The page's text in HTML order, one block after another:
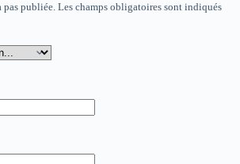
pas publiée. Les champs obligatoires sont indiqués